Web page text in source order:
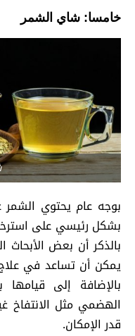
خامسا: شاي الشمر
بوجه عام يحتوي الشمر
بشكل رئيسي على
بالذكر أن بعض
يمكن أن تساعد في
بالإضافة إلى
الهضمي مثل الانتفاخ
قدر الإمكان.